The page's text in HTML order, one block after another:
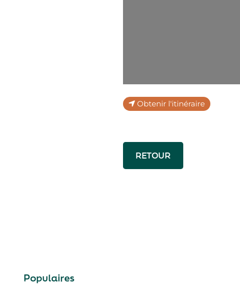
Obtenir l'itinéraire
RETOUR
Populaires